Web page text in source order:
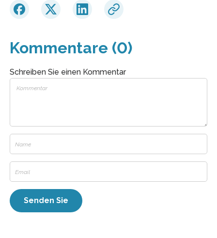
Kommentare (0)
Schreiben Sie einen Kommentar